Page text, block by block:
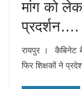
मांग को
प्रदर्शन….
रायपुर । कैबिनेट
फिर शिक्षकों ने